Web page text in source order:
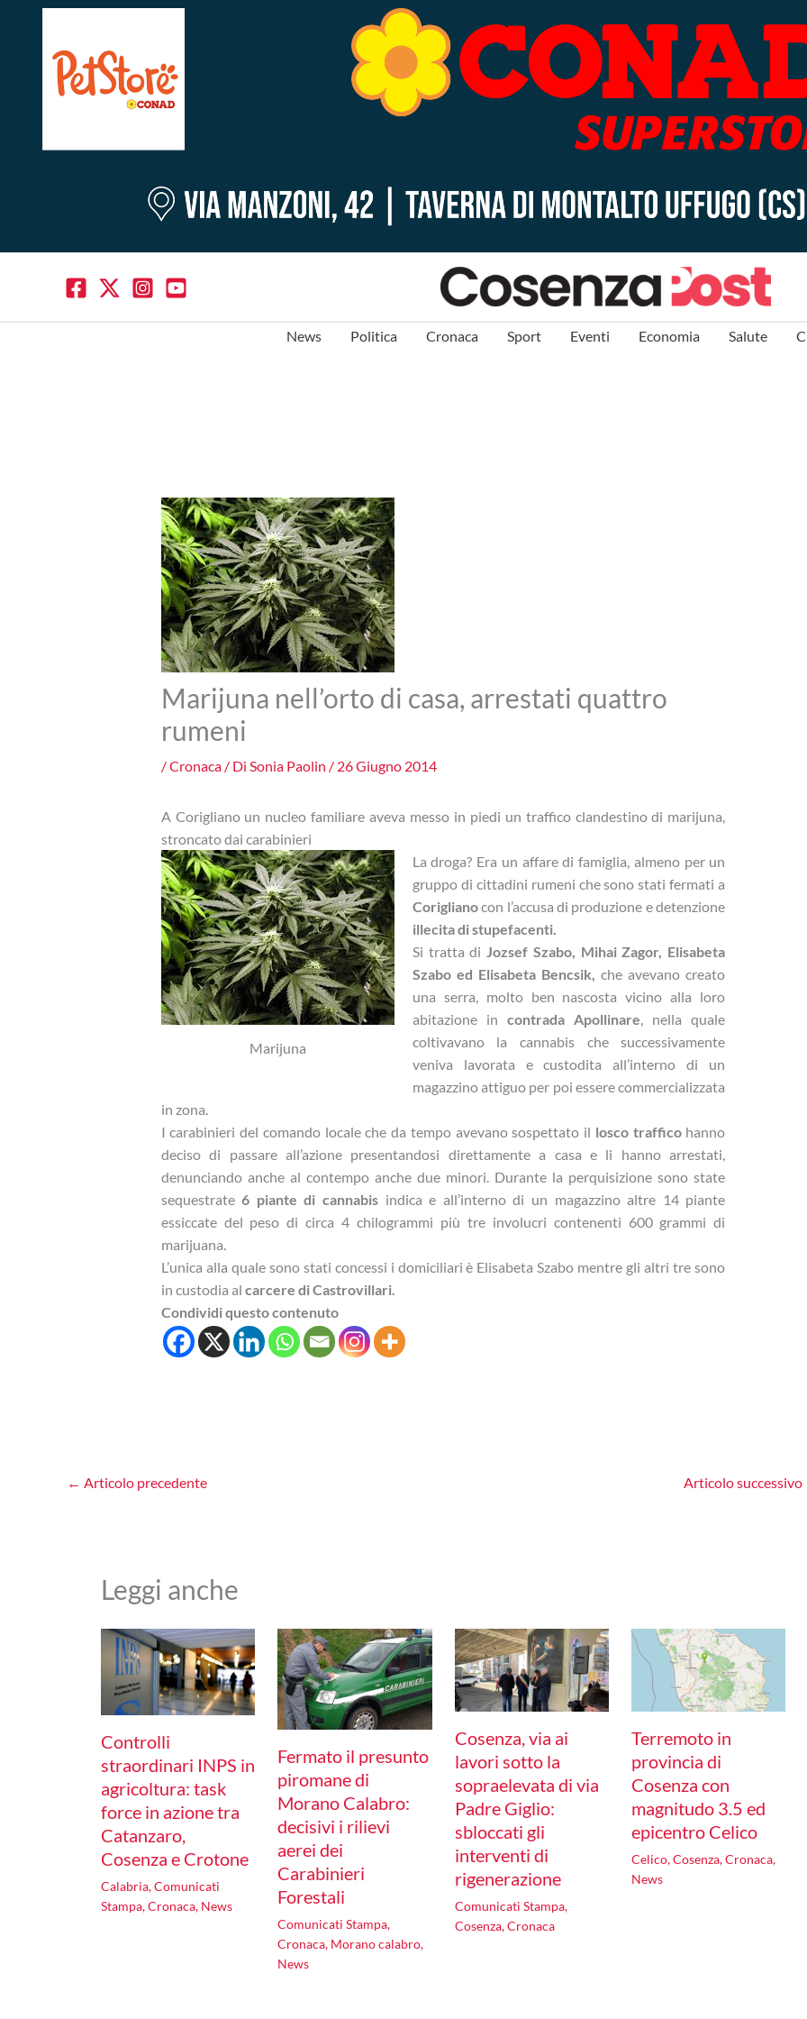
News Politica Cronaca Sport Eventi Economia Salute
Marijuna nell’orto di casa, arrestati quattro
rumeni
/Cronaca/ Di Sonia Paolin / 26 Giugno 2014
A Corigliano un nucleo familiare aveva messo in piedi un traffico clandestino di marijuna,
stroncato dai carabinieri
Marijuna
La droga? Era un affare di famiglia, almeno per un
gruppo di cittadini rumeni che sono stati fermati a
Coriglianocon l’accusa di produzione e detenzione
illecita di stupefacenti.
Si tratta diJozsef Szabo, Mihai Zagor, Elisabeta
Szabo ed Elisabeta Bencsik, che avevano creato
una serra, molto ben nascosta vicino alla loro
abitazione in contrada Apollinare, nella quale
coltivavano la cannabis che successivamente
veniva lavorata e custodita all’interno di un
magazzino attiguo per poi essere commercializzata
in zona.
I carabinieri del comando locale che da tempo avevano sospettato il losco trafficohanno
deciso di passare all’azione presentandosi direttamente a casa e li hanno arrestati,
denunciando anche al contempo anche due minori. Durante la perquisizione sono state
sequestrate6 piante di cannabis indica e all’interno di un magazzino altre 14 piante
essiccate del peso di circa 4 chilogrammi più tre involucri contenenti 600 grammi di
marijuana.
L’unica alla quale sono stati concessi i domiciliari è Elisabeta Szabo mentre gli altri tre sono
in custodia al carcere di Castrovillari.
Condividi questo contenuto
← Articolo precedente Articolo successivo
Leggi anche
Controlli
straordinari INPS in
agricoltura: task
force in azione tra
Catanzaro,
Cosenza e Crotone
Calabria,Comunicati
Stampa,Cronaca, News
Fermato il presunto
piromane di
Morano Calabro:
decisivi i rilievi
aerei dei
Carabinieri
Forestali
Comunicati Stampa,
Cronaca, Morano calabro,
News
Cosenza, via ai
lavori sotto la
sopraelevata di via
Padre Giglio:
sbloccati gli
interventi di
rigenerazione
Comunicati Stampa,
Cosenza,Cronaca
Terremoto in
provincia di
Cosenza con
magnitudo 3.5 ed
epicentro Celico
Celico,Cosenza,Cronaca,
News